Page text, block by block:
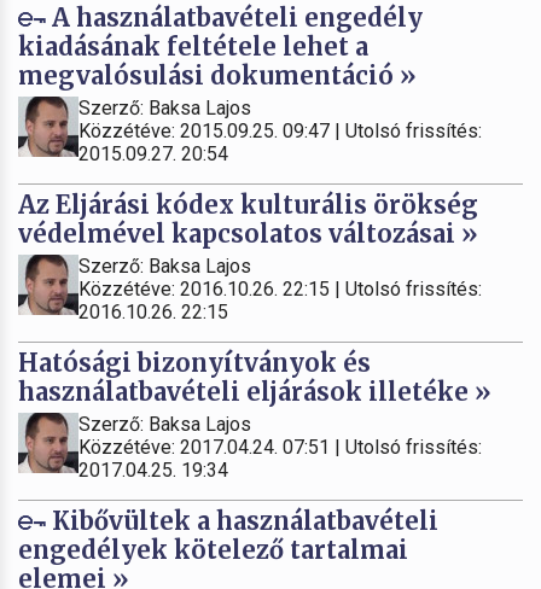
A használatbavételi engedély
kiadásának feltétele lehet a
megvalósulási dokumentáció »
Szerző: Baksa Lajos
Közzétéve: 2015.09.25. 09:47 | Utolsó frissítés:
2015.09.27. 20:54
Az Eljárási kódex kulturális örökség
védelmével kapcsolatos változásai »
Szerző: Baksa Lajos
Közzétéve: 2016.10.26. 22:15 | Utolsó frissítés:
2016.10.26. 22:15
Hatósági bizonyítványok és
használatbavételi eljárások illetéke »
Szerző: Baksa Lajos
Közzétéve: 2017.04.24. 07:51 | Utolsó frissítés:
2017.04.25. 19:34
Kibővültek a használatbavételi
engedélyek kötelező tartalmai
elemei »